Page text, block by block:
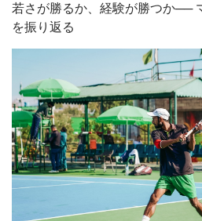
若さが勝るか、経験が勝つか──
を振り返る